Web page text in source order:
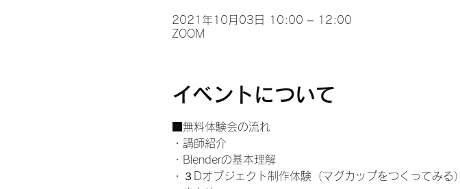
2021年10月03日 10:00 – 12:00
ZOOM
イベントについて
■無料体験会の流れ
・講師紹介
・Blenderの基本理解
・３Dオブジェクト制作体験（マグカップをつくってみる）